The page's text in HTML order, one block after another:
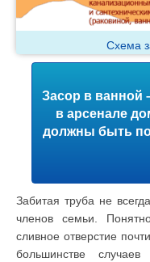
Схема
Засор в ванной
в арсенале
должны быть
Забитая труба не
членов семьи.
сливное отверстие
большинстве